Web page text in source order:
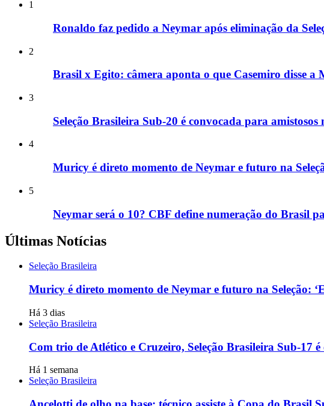
1
Ronaldo faz pedido a Neymar após eliminação da
2
Brasil x Egito: câmera aponta o que Casemiro disse a
3
Seleção Brasileira Sub-20 é convocada para
4
Muricy é direto momento de Neymar e futuro na
5
Neymar será o 10? CBF define numeração do Brasil
Últimas Notícias
Seleção Brasileira
Muricy é direto momento de Neymar e futuro na Seleção:
Há 3 dias
Seleção Brasileira
Com trio de Atlético e Cruzeiro, Seleção Brasileira Sub-17
Há 1 semana
Seleção Brasileira